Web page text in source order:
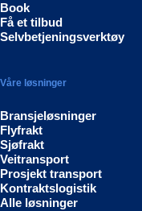
Book
Få et tilbud
Selvbetjeningsverktøy
Våre løsninger
Bransjeløsninger
Flyfrakt
Sjøfrakt
Veitransport
Prosjekt transport
Kontraktslogistik
Alle løsninger